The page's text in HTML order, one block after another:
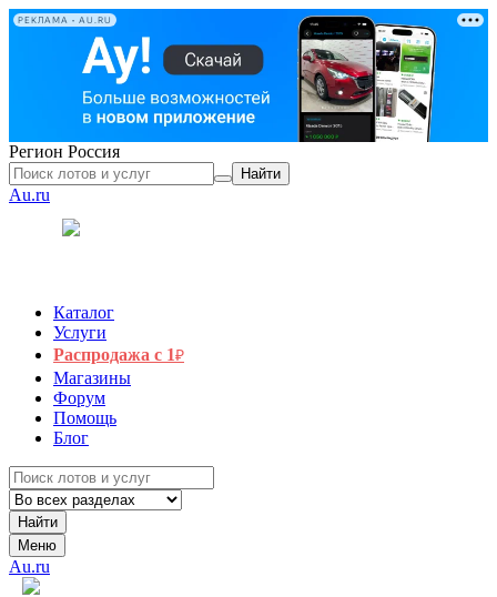
РЕКЛАМА • AU.RU
Регион Россия
Найти
Au.ru
Каталог
Услуги
Распродажа с 1₽
Магазины
Форум
Помощь
Блог
Найти
Меню
Au.ru